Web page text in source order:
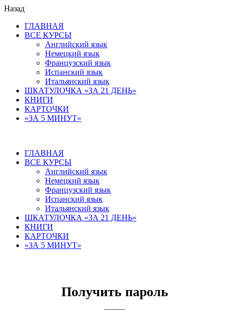
Назад
ГЛАВНАЯ
ВСЕ КУРСЫ
Английский язык
Немецкий язык
Французский язык
Испанский язык
Итальянский язык
ШКАТУЛОЧКА «ЗА 21 ДЕНЬ»
КНИГИ
КАРТОЧКИ
«ЗА 5 МИНУТ»
ГЛАВНАЯ
ВСЕ КУРСЫ
Английский язык
Немецкий язык
Французский язык
Испанский язык
Итальянский язык
ШКАТУЛОЧКА «ЗА 21 ДЕНЬ»
КНИГИ
КАРТОЧКИ
«ЗА 5 МИНУТ»
Получить пароль